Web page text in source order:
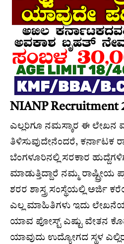
NIANP Recruitment
ಎಲ್ಲರಿಗೂ ನಮಸ್ಕಾರ ಈ
ತಿಳಿಸುವುದೇನೆಂದರೆ, ಕರ್ನಾಟಕ
ಬೆಂಗಳೂರಿನಲ್ಲಿ ಸರಕಾರ
ಮಾಡುತ್ತಿದ್ದಾರೆ ನಮ್ಮ
ಶರರ ಶಾಸ್ತ್ರ ಸಂಸ್ಥೆಯಲ್ಲಿ ಅರ್ಜಿ
ಎಲ್ಲ ಮಾಹಿತಿಗಳು ಇದು
ಯಾವ ಪೋಸ್ಟ್ ಎಷ್ಟು ವೇತನ
ಯಾವುದು ಉದ್ಯೋಗದ ಸ್ಥಳ